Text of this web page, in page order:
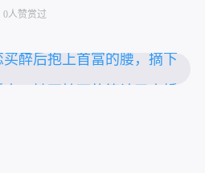
0人赞赏过
醉后抱上首富的腰，摘下